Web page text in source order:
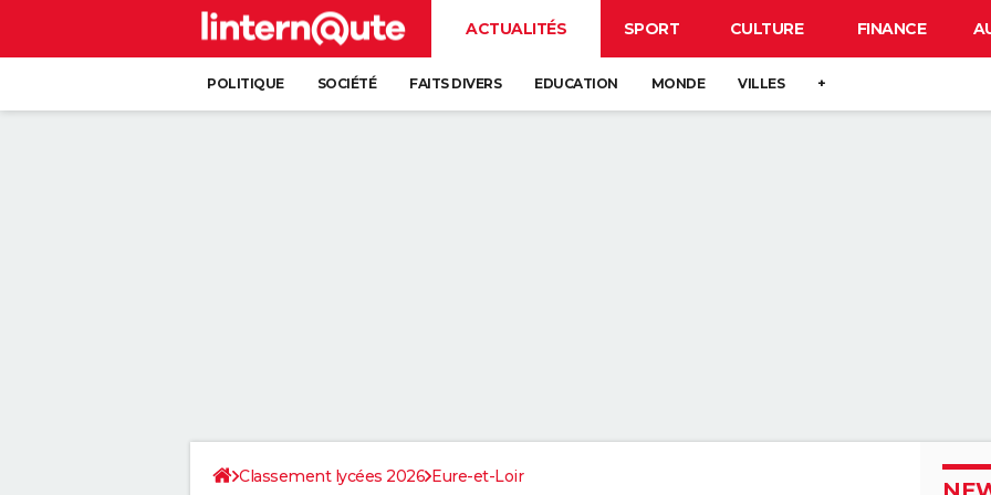
ACTUALITÉS SPORT CULTURE FINANCE
POLITIQUE SOCIÉTÉ FAITS DIVERS EDUCATION MONDE VILLES +
Classement lycées 2026 Eure-et-Loir